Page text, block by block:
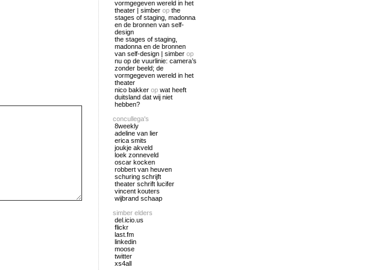
vormgegeven wereld in het
theater | simber op the
stages of staging, madonna
en de bronnen van self-
design
the stages of staging,
madonna en de bronnen
van self-design | simber op
nu op de vuurlinie: camera’s
zonder beeld; de
vormgegeven wereld in het
theater
nico bakker op wat heeft
duitsland dat wij niet
hebben?
concullega's
8weekly
adeline van lier
erica smits
joukje akveld
loek zonneveld
oscar kocken
robbert van heuven
schuring schrijft
theater schrift lucifer
vincent kouters
wijbrand schaap
simber elders
del.icio.us
flickr
last.fm
linkedin
moose
twitter
xs4all